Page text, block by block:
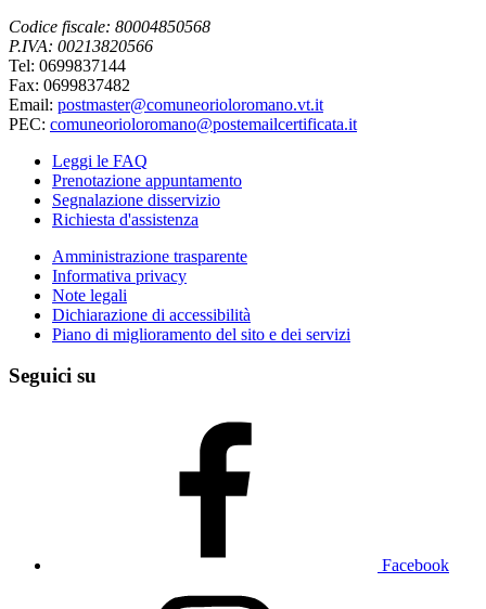
Codice fiscale: 80004850568
P.IVA: 00213820566
Tel: 0699837144
Fax: 0699837482
Email: postmaster@comuneorioloromano.vt.it
PEC: comuneorioloromano@postemailcertificata.it
Leggi le FAQ
Prenotazione appuntamento
Segnalazione disservizio
Richiesta d'assistenza
Amministrazione trasparente
Informativa privacy
Note legali
Dichiarazione di accessibilità
Piano di miglioramento del sito e dei servizi
Seguici su
Facebook